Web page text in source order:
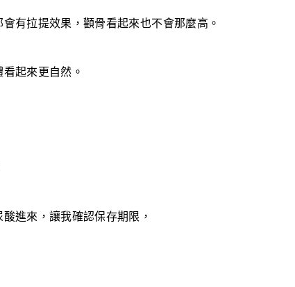
有拉提效果，顴骨看起來也不會那麼高。
起來更自然。
進來，讓我確認保存期限，